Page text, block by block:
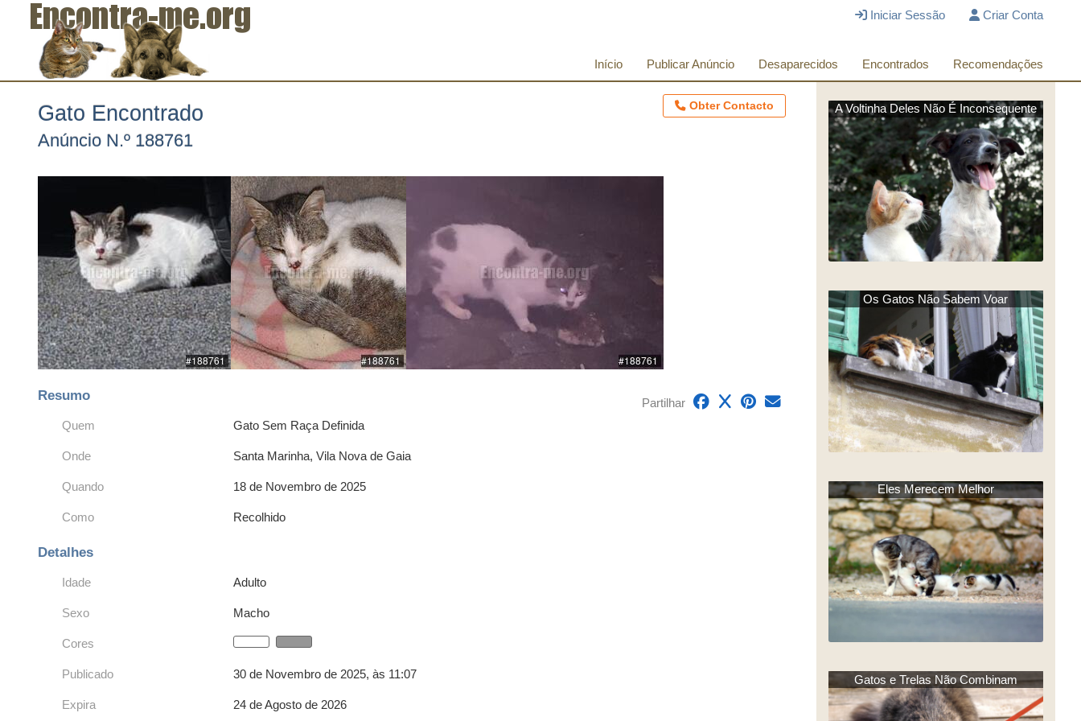
Iniciar Sessão Criar Conta
Início Publicar Anúncio Desaparecidos Encontrados Recomendações
Obter Contacto
Gato Encontrado
Anúncio N.º 188761
Partilhar
Resumo
Quem Gato Sem Raça Definida
Onde Santa Marinha, Vila Nova de Gaia
Quando 18 de Novembro de 2025
Como Recolhido
Detalhes
Idade Adulto
Sexo Macho
Cores
Publicado 30 de Novembro de 2025, às 11:07
Expira 24 de Agosto de 2026
A Voltinha Deles Não É Inconsequente
Os Gatos Não Sabem Voar
Eles Merecem Melhor
Gatos e Trelas Não Combinam